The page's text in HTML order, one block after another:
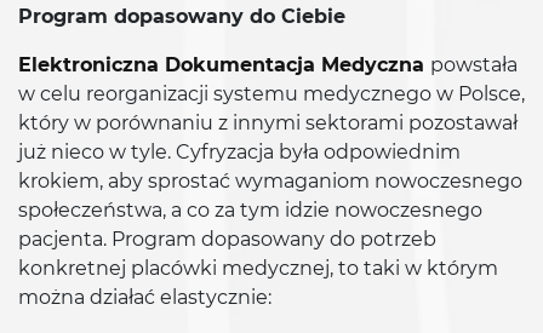
Program dopasowany do Ciebie
Elektroniczna Dokumentacja Medyczna powstała
w celu reorganizacji systemu medycznego w Polsce,
który w porównaniu z innymi sektorami pozostawał
już nieco w tyle. Cyfryzacja była odpowiednim
krokiem, aby sprostać wymaganiom nowoczesnego
społeczeństwa, a co za tym idzie nowoczesnego
pacjenta. Program dopasowany do potrzeb
konkretnej placówki medycznej, to taki w którym
można działać elastycznie: